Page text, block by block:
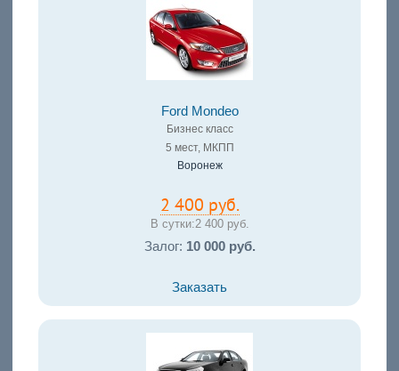
Ford Mondeo
Бизнес класс
5 мест, МКПП
Воронеж
2 400 руб.
В сутки:2 400 руб.
Залог: 10 000 руб.
Заказать